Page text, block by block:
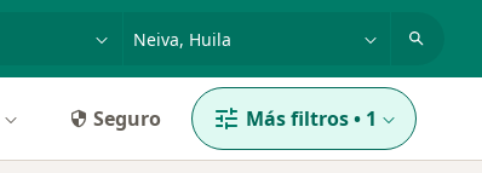
Seguro Más filtros• 1